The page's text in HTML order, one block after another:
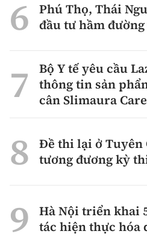
Phú Thọ, Thái
đầu tư hầm
Bộ Y tế yêu cầu
thông tin sản
cân Slimaura
Đề thi lại ở Tuyên
tương đương kỳ
Hà Nội triển khai
tác hiện thực hóa